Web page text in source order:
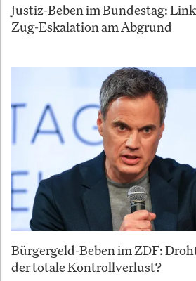
Justiz-Beben im Bundestag:
Zug-Eskalation am Abgrund
Bürgergeld-Beben im ZDF:
der totale Kontrollverlust?